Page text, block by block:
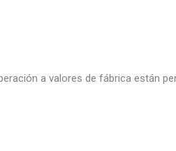
a valores de fábrica están